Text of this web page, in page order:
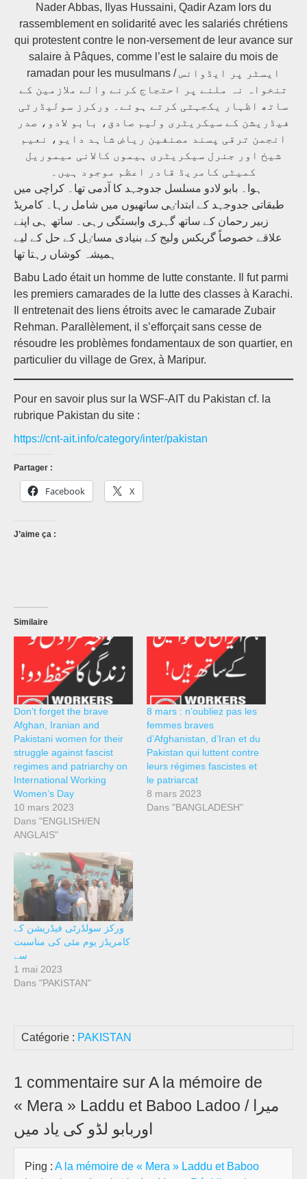
Nader Abbas, Ilyas Hussaini, Qadir Azam lors du
rassemblement en solidarité avec les salariés chrétiens
qui protestent contre le non-versement de leur avance sur
salaire à Pâques, comme l’est le salaire du mois de
ramadan pour les musulmans / ایسٹر پر ایڈوانس
تنخواہ نہ ملنے پر احتجاج کرنے والے ملازمین کے
ساتھ اظہار یکجہتی کرتے ہوئے۔ ورکرز سولیڈرٹی
فیڈریشن کے سیکریٹری ولیم صادق، بابو لادو، صدر
انجمن ترقی پسند مصنفین ریاض شاہد دایو، نعیم
شیخ اور جنرل سیکریٹری ہیموں کالانی میموریل
کمیٹی کامریڈ قادر اعظم موجود ہیں۔
ہوا۔ بابو لادو مسلسل جدوجہد کا آدمی تھا۔ کراچی میں
طبقاتی جدوجہد کے ابتداٸی ساتھیوں میں شامل رہا۔ کامریڈ
زبیر رحمان کے ساتھ گہری وابستگی رہی۔ ساتھ ہی اپنے
علاقے خصوصاً گریکس ولیج کے بنیادی مساٸل کے حل کے لیے
ہمیشہ کوشاں رہتا تھا
Babu Lado était un homme de lutte constante. Il fut parmi
les premiers camarades de la lutte des classes à Karachi.
Il entretenait des liens étroits avec le camarade Zubair
Rehman. Parallèlement, il s’efforçait sans cesse de
résoudre les problèmes fondamentaux de son quartier, en
particulier du village de Grex, à Maripur.
Pour en savoir plus sur la WSF-AIT du Pakistan cf. la
rubrique Pakistan du site :
https://cnt-ait.info/category/inter/pakistan
Partager :
Facebook X
J’aime ça :
Similaire
Don’t forget the brave
Afghan, Iranian and
Pakistani women for their
struggle against fascist
regimes and patriarchy on
International Working
Women’s Day
10 mars 2023
Dans "ENGLISH/EN
ANGLAIS"
8 mars : n’oubliez pas les
femmes braves
d’Afghanistan, d’Iran et du
Pakistan qui luttent contre
leurs régimes fascistes et
le patriarcat
8 mars 2023
Dans "BANGLADESH"
ورکز سولڈرٹی فیڈریشن کے
کامریڈز یوم مئی کی مناسبت
سے
1 mai 2023
Dans "PAKISTAN"
Catégorie : PAKISTAN
1 commentaire sur A la mémoire de
« Mera » Laddu et Baboo Ladoo / میرا
اوربابو لڈو کی یاد میں
Ping : A la mémoire de « Mera » Laddu et Baboo